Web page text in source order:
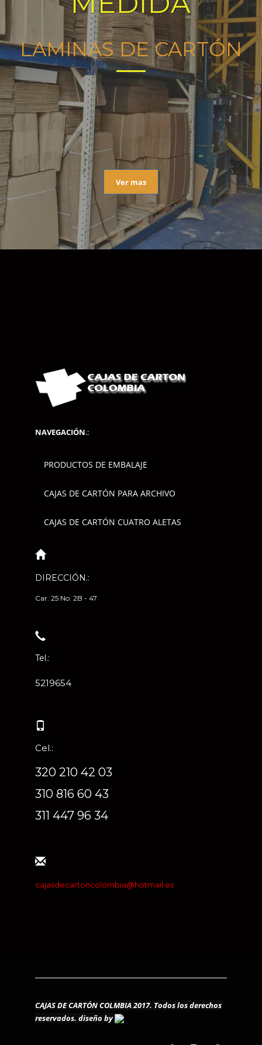
LAMINAS DE CARTÓN
Ver mas
NAVEGACIÓN.:
PRODUCTOS DE EMBALAJE
CAJAS DE CARTÓN PARA ARCHIVO
CAJAS DE CARTÓN CUATRO ALETAS
DIRECCIÓN.:
Car. 25 No. 2B - 47
Tel.:
5219654
Cel.:
320 210 42 03
310 816 60 43
311 447 96 34
cajasdecartoncolombia@hotmail.es
CAJAS DE CARTÓN COLMBIA 2017. Todos los derechos
reservados. diseño by